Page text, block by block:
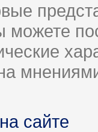
можете
сайте